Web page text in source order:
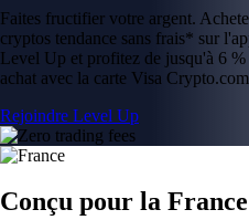
Faites fructifier votre argent.
cryptos tendance sans frais* sur
Level Up et profitez de jusqu'à 6
achat avec la carte Visa
Rejoindre Level Up
Conçu pour la France